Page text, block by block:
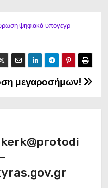
ψηφιακά υπογεγρ
μεγαροσήμων!